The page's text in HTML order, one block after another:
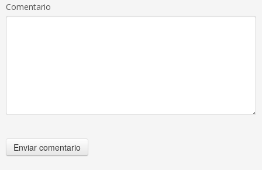
Comentario